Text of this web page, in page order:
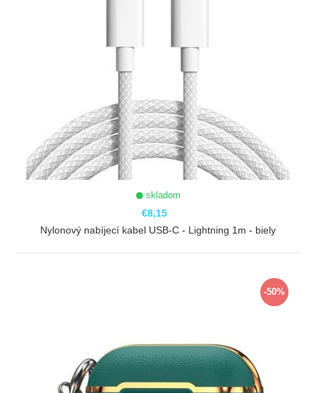
skladom
€8,15
Nylonový nabíjecí kabel USB-C - Lightning 1m - biely
-50%